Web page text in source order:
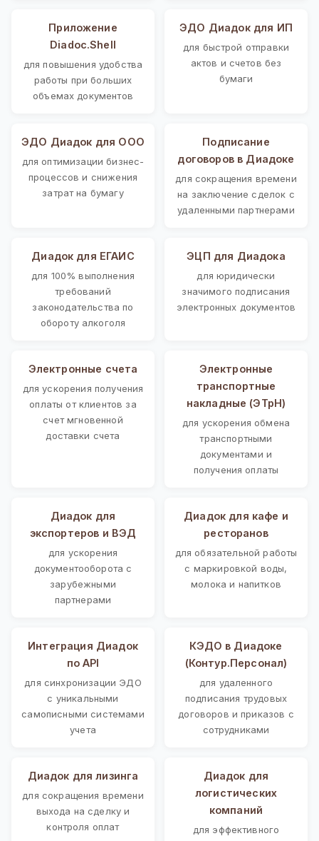
Приложение
Diadoc.Shell
для повышения удобства
работы при больших
объемах документов
ЭДО Диадок для ИП
для быстрой отправки
актов и счетов без
бумаги
ЭДО Диадок для ООО
для оптимизации бизнес-
процессов и снижения
затрат на бумагу
Подписание
договоров в Диадоке
для сокращения времени
на заключение сделок с
удаленными партнерами
Диадок для ЕГАИС
для 100% выполнения
требований
законодательства по
обороту алкоголя
ЭЦП для Диадока
для юридически
значимого подписания
электронных документов
Электронные счета
для ускорения получения
оплаты от клиентов за
счет мгновенной
доставки счета
Электронные
транспортные
накладные (ЭТрН)
для ускорения обмена
транспортными
документами и
получения оплаты
Диадок для
экспортеров и ВЭД
для ускорения
документооборота с
зарубежными
партнерами
Диадок для кафе и
ресторанов
для обязательной работы
с маркировкой воды,
молока и напитков
Интеграция Диадок
по API
для синхронизации ЭДО
с уникальными
самописными системами
учета
КЭДО в Диадоке
(Контур.Персонал)
для удаленного
подписания трудовых
договоров и приказов с
сотрудниками
Диадок для лизинга
для сокращения времени
выхода на сделку и
контроля оплат
Диадок для
логистических
компаний
для эффективного